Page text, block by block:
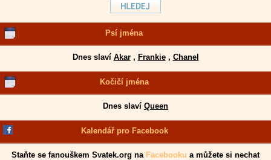
Psí jména
Dnes slaví Akar, Frankie, Chanel
Kočičí jména
Dnes slaví Queen
Kalendář pro Facebook
Staňte se fanouškem Svatek.org na Facebooku a můžete si nechat